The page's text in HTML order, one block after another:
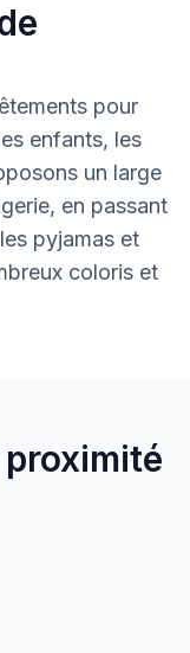
pour
enfants, les
un large
en passant
pyjamas et
coloris et